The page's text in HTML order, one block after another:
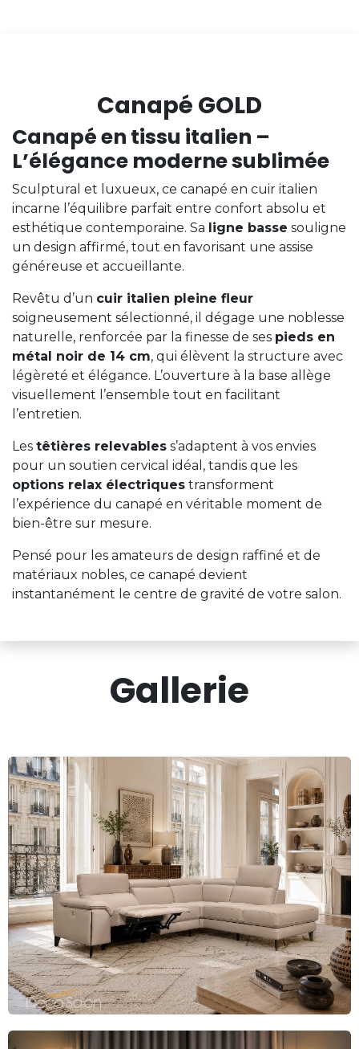
Canapé GOLD
Canapé en tissu italien –
L’élégance moderne sublimée
Sculptural et luxueux, ce canapé en cuir italien
incarne l’équilibre parfait entre confort absolu et
esthétique contemporaine. Sa ligne basse souligne
un design affirmé, tout en favorisant une assise
généreuse et accueillante.
Revêtu d’un cuir italien pleine fleur
soigneusement sélectionné, il dégage une noblesse
naturelle, renforcée par la finesse de ses pieds en
métal noir de 14 cm, qui élèvent la structure avec
légèreté et élégance. L’ouverture à la base allège
visuellement l’ensemble tout en facilitant
l’entretien.
Les têtières relevables s’adaptent à vos envies
pour un soutien cervical idéal, tandis que les
options relax électriques transforment
l’expérience du canapé en véritable moment de
bien-être sur mesure.
Pensé pour les amateurs de design raffiné et de
matériaux nobles, ce canapé devient
instantanément le centre de gravité de votre salon.
Gallerie